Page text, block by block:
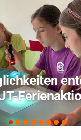
über